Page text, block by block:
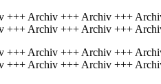
+++ Archiv +++ Archiv +++
+++ Archiv +++ Archiv +++
+++ Archiv +++ Archiv +++
+++ Archiv +++ Archiv +++